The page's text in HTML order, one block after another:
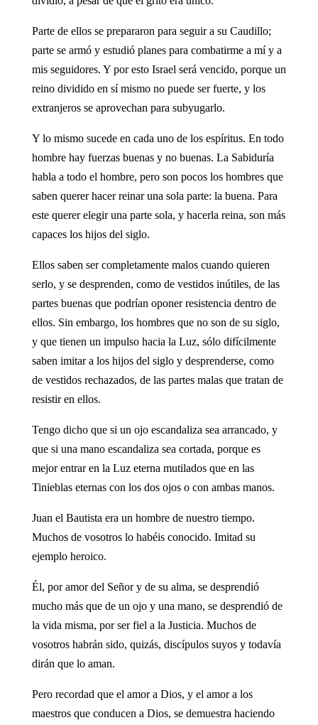
Parte de ellos se prepararon para seguir a su Caudillo;
parte se armó y estudió planes para combatirme a mí y a
mis seguidores. Y por esto Israel será vencido, porque un
reino dividido en sí mismo no puede ser fuerte, y los
extranjeros se aprovechan para subyugarlo.
Y lo mismo sucede en cada uno de los espíritus. En todo
hombre hay fuerzas buenas y no buenas. La Sabiduría
habla a todo el hombre, pero son pocos los hombres que
saben querer hacer reinar una sola parte: la buena. Para
este querer elegir una parte sola, y hacerla reina, son más
capaces los hijos del siglo.
Ellos saben ser completamente malos cuando quieren
serlo, y se desprenden, como de vestidos inútiles, de las
partes buenas que podrían oponer resistencia dentro de
ellos. Sin embargo, los hombres que no son de su siglo,
y que tienen un impulso hacia la Luz, sólo difícilmente
saben imitar a los hijos del siglo y desprenderse, como
de vestidos rechazados, de las partes malas que tratan de
resistir en ellos.
Tengo dicho que si un ojo escandaliza sea arrancado, y
que si una mano escandaliza sea cortada, porque es
mejor entrar en la Luz eterna mutilados que en las
Tinieblas eternas con los dos ojos o con ambas manos.
Juan el Bautista era un hombre de nuestro tiempo.
Muchos de vosotros lo habéis conocido. Imitad su
ejemplo heroico.
Él, por amor del Señor y de su alma, se desprendió
mucho más que de un ojo y una mano, se desprendió de
la vida misma, por ser fiel a la Justicia. Muchos de
vosotros habrán sido, quizás, discípulos suyos y todavía
dirán que lo aman.
Pero recordad que el amor a Dios, y el amor a los
maestros que conducen a Dios, se demuestra haciendo